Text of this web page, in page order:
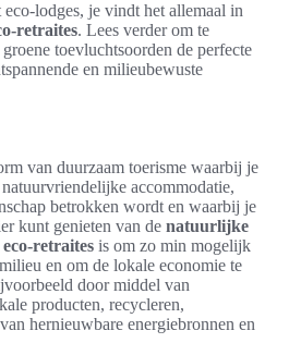
eco-lodges, je vindt het allemaal in
retraites. Lees verder om te
toevluchtsoorden de perfecte
en milieubewuste
van duurzaam toerisme waarbij je
accommodatie,
betrokken wordt en waarbij je
kunt genieten van de natuurlijke
eco-retraites is om zo min mogelijk
en om de lokale economie te
door middel van
producten, recycleren,
hernieuwbare energiebronnen en